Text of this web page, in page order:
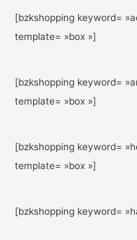
[bzkshopping keyword=
template= »box »]
[bzkshopping keyword=
template= »box »]
[bzkshopping keyword=
template= »box »]
[bzkshopping keyword=